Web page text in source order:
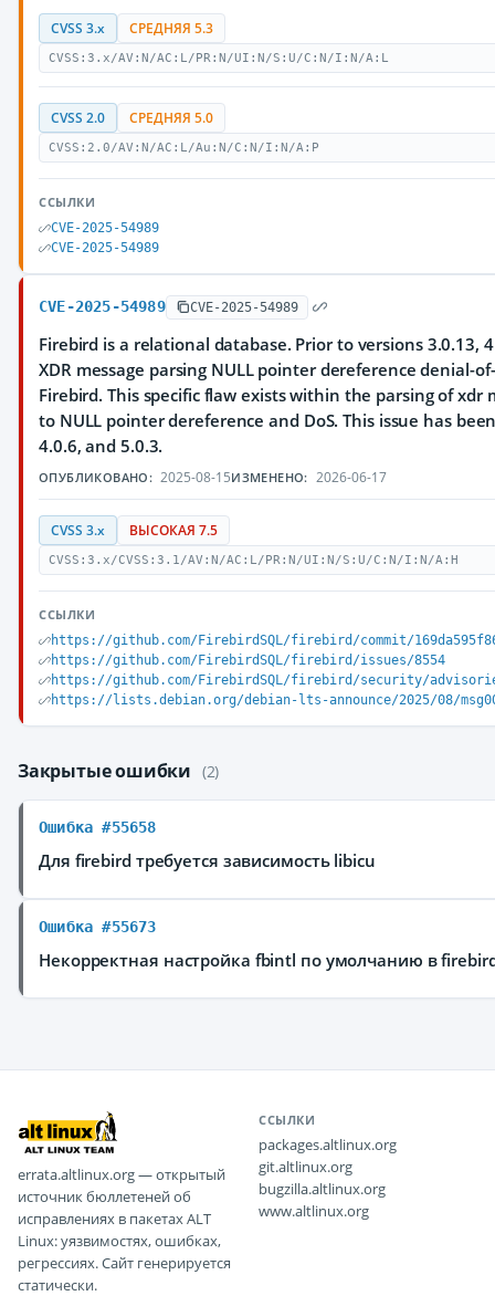
CVSS 3.x СРЕДНЯЯ 5.3
CVSS:3.x/AV:N/AC:L/PR:N/UI:N/S:U/C:N/I:N/A:L
CVSS 2.0 СРЕДНЯЯ 5.0
CVSS:2.0/AV:N/AC:L/Au:N/C:N/I:N/A:P
ССЫЛКИ
CVE-2025-54989
CVE-2025-54989
CVE-2025-54989 CVE-2025-54989
Firebird is a relational database. Prior to versions 3.0.13,
XDR message parsing NULL pointer dereference denial-
Firebird. This specific flaw exists within the parsing of xdr
to NULL pointer dereference and DoS. This issue has
4.0.6, and 5.0.3.
ОПУБЛИКОВАНО: 2025-08-15ИЗМЕНЕНО: 2026-06-17
CVSS 3.x ВЫСОКАЯ 7.5
CVSS:3.x/CVSS:3.1/AV:N/AC:L/PR:N/UI:N/S:U/C:N/I:N/A:H
ССЫЛКИ
https://github.com/FirebirdSQL/firebird/commit/
https://github.com/FirebirdSQL/firebird/issues/8554
https://github.com/FirebirdSQL/firebird/security/
https://lists.debian.org/debian-lts-announce/2025/08/
Закрытые ошибки (2)
Ошибка #55658
Для firebird требуется зависимость libicu
Ошибка #55673
Некорректная настройка fbintl по умолчанию в
errata.altlinux.org — открытый
источник бюллетеней об
исправлениях в пакетах ALT
Linux: уязвимостях, ошибках,
регрессиях. Сайт генерируется
статически.
ССЫЛКИ
packages.altlinux.org
git.altlinux.org
bugzilla.altlinux.org
www.altlinux.org